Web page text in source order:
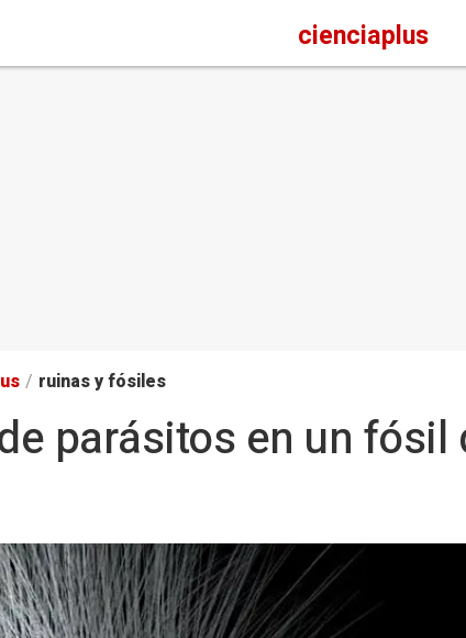
cienciaplus
/ ruinas y fósiles
parásitos en un